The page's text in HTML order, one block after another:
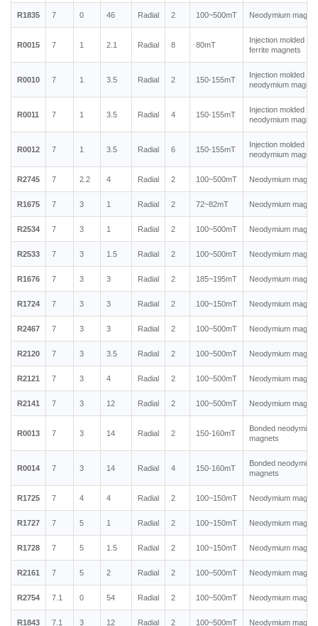
R1835 7 0 46 Radial 2 100~500mT Neodymium
R0015 7 1 2.1 Radial 8 80mT
Injection molded
ferrite magnets
R0010 7 1 3.5 Radial 2 150-155mT
Injection molded
neodymium
R0011 7 1 3.5 Radial 4 150-155mT
Injection molded
neodymium
R0012 7 1 3.5 Radial 6 150-155mT
Injection molded
neodymium
R2745 7 2.2 4 Radial 2 100~500mT Neodymium
R1675 7 3 1 Radial 2 72~82mT Neodymium
R2534 7 3 1 Radial 2 100~500mT Neodymium
R2533 7 3 1.5 Radial 2 100~500mT Neodymium
R1676 7 3 3 Radial 2 185~195mT Neodymium
R1724 7 3 3 Radial 2 100~150mT Neodymium
R2467 7 3 3 Radial 2 100~500mT Neodymium
R2120 7 3 3.5 Radial 2 100~500mT Neodymium
R2121 7 3 4 Radial 2 100~500mT Neodymium
R2141 7 3 12 Radial 2 100~500mT Neodymium
R0013 7 3 14 Radial 2 150-160mT
Bonded neodymium
magnets
R0014 7 3 14 Radial 4 150-160mT
Bonded neodymium
magnets
R1725 7 4 4 Radial 2 100~150mT Neodymium
R1727 7 5 1 Radial 2 100~150mT Neodymium
R1728 7 5 1.5 Radial 2 100~150mT Neodymium
R2161 7 5 2 Radial 2 100~500mT Neodymium
R2754 7.1 0 54 Radial 2 100~500mT Neodymium
R1843 7.1 3 12 Radial 2 100~500mT Neodymium